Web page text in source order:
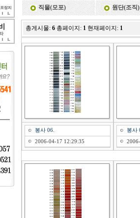
직물(모포) 원단(조직)
총게시물: 6 총페이지: 1 현재페이지: 1
봉사 06.
2006-04-17 12:29:35
봉사